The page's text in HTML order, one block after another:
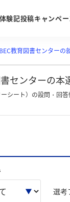
体験記投稿キャンペー
投稿
ラン
注目
教育図書センターの
センターの本
シート）の設問・回答
選考